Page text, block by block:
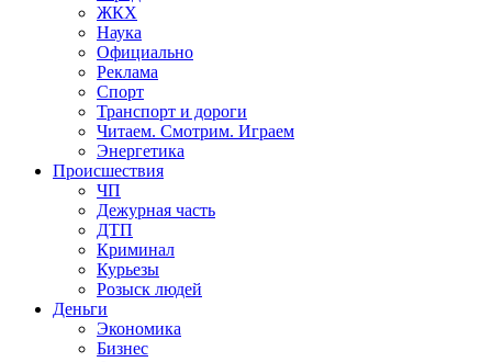
ЖКХ
Наука
Официально
Реклама
Спорт
Транспорт и дороги
Читаем. Смотрим. Играем
Энергетика
Происшествия
ЧП
Дежурная часть
ДТП
Криминал
Курьезы
Розыск людей
Деньги
Экономика
Бизнес